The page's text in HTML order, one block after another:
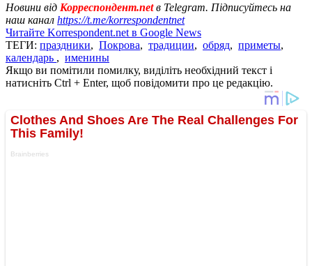
Новини від Корреспондент.netв Telegram. Підписуйтесь на
наш канал https://t.me/korrespondentnet
Читайте Korrespondent.net в Google News
ТЕГИ: праздники, Покрова, традиции, обряд, приметы,
календарь , именины
Якщо ви помітили помилку, виділіть необхідний текст і
натисніть Ctrl + Enter, щоб повідомити про це редакцію.